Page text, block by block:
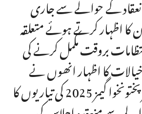
کا اظہار کرتے ہوئے متعلقہ
بروقت مکمل کرنے کی
کا اظہار انھوں نے
اپنے دفتر میں خیبر پختونخوا گیمز 2025 کی تیاریوں کا